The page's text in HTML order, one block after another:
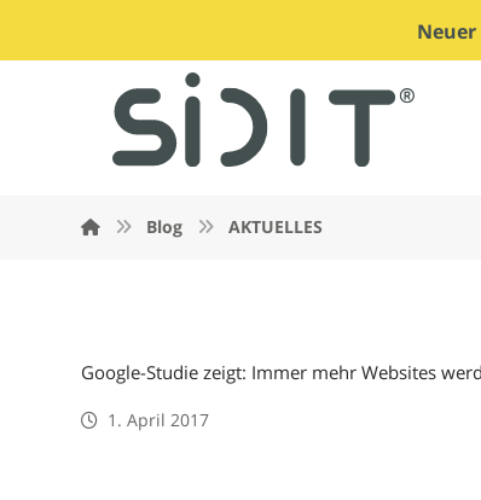
Neuer
Blog AKTUELLES
Google-Studie zeigt: Immer mehr Websites
1. April 2017